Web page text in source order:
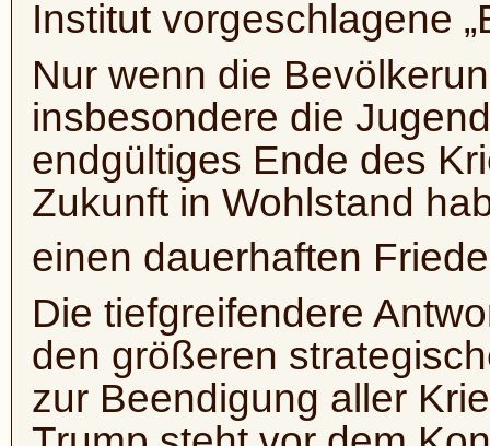
Institut vorgeschlagene
Nur wenn die
insbesondere die
endgültiges Ende des
Zukunft in Wohlstand
einen dauerhaften
Die tiefgreifendere
den größeren
zur Beendigung aller